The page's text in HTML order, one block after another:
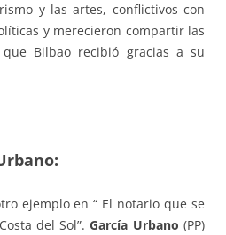
y las artes, conflictivos con
y merecieron compartir las
Bilbao recibió gracias a su
ejemplo en “ El notario que se
del Sol”.García Urbano (PP)